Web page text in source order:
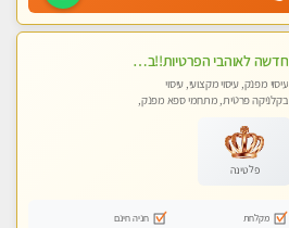
חדשה לאוהבי הפרטיות!!בראשון לציון! מעסה vip מפנקת בקליניקה פרטית לחלוטין!!! לבד! לרציניים בלבד! מומלץ!
עיסוי מפנק, עיסוי מקצועי, עיסוי
בקלניקה פרטית, מתחמי ספא מפנק,
פלטינה
מקלחת
חניה חינם